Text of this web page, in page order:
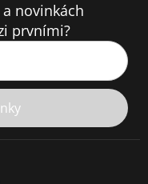
novinkách
prvními?